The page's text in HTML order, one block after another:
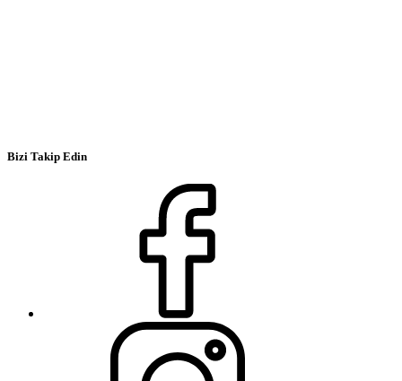
Bizi Takip Edin